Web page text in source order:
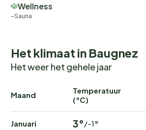
Wellness
Sauna
Het klimaat in Baugnez
Het weer het gehele jaar
Maand
Temperatuur
(°C)
Januari 3°/-1°